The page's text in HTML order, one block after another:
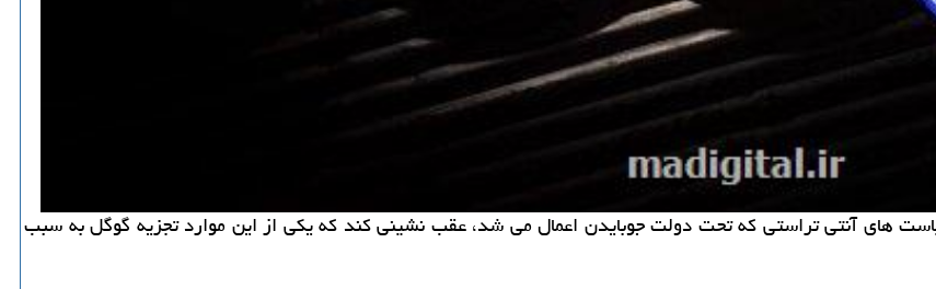
های آنتی تراستی که تحت دولت جوبایدن اعمال می شد، عقب نشینی کند که یکی از این موارد تجزیه گوگل به سبب